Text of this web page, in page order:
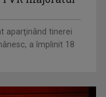
aparţinând tinerei
a împlinit 18